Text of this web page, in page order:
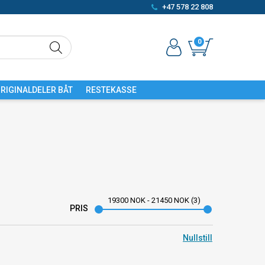
+47 578 22 808
0
BÅT RESTEKASSE
PRIS
19300 NOK - 21450 NOK 3
Nullstill